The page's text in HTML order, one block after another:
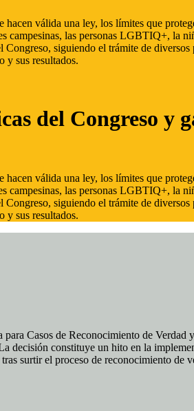
válida una ley, los límites que
campesinas, las personas LGBTIQ+, la
Congreso, siguiendo el trámite de
y sus resultados.
del Congreso y
válida una ley, los límites que
campesinas, las personas LGBTIQ+, la
Congreso, siguiendo el trámite de
y sus resultados.
Casos de Reconocimiento de
decisión constituye un hito en la
surtir el proceso de reconocimiento de